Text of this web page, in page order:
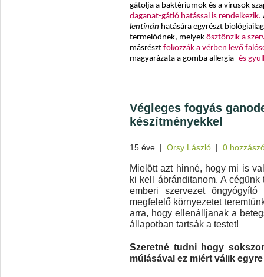
gátolja a baktériumok és a vírusok
daganat-gátló hatással is rendelkezik.
lentinán hatására egyrészt
termelődnek, melyek ösztönzik a
másrészt fokozzák a vérben levő
magyarázata a gomba allergia- és
Végleges fogyás
készítményekkel
15 éve | Orsy László | 0
Mielött azt hinné, hogy mi is
ki kell ábránditanom. A
emberi szervezet
megfelelő környezetet
arra, hogy ellenálljanak a
állapotban tartsák a testet!
Szeretné tudni hogy
múlásával ez miért válik